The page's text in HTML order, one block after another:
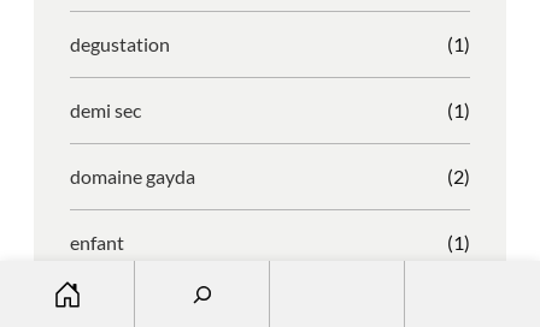
degustation (1)
demi sec (1)
domaine gayda (2)
enfant (1)
entreprise